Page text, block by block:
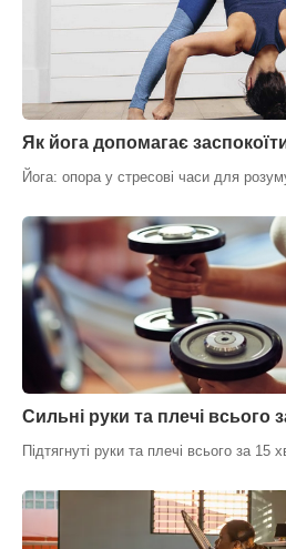
Як йога допомагає
Йога: опора у стресові часи для
Сильні руки та плечі всього
Підтягнуті руки та плечі всього за 15